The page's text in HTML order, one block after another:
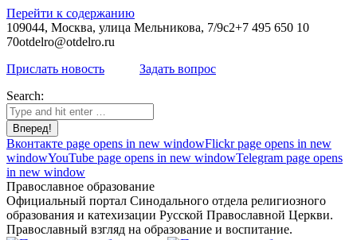
Перейти к содержанию
109044, Москва, улица Мельникова, 7/9с2+7 495 650 10
70otdelro@otdelro.ru
Прислать новость
Задать вопрос
Search:
Вконтакте page opens in new windowFlickr page opens in new
windowYouTube page opens in new windowTelegram page opens
in new window
Православное образование
Официальный портал Синодального отдела религиозного
образования и катехизации Русской Православной Церкви.
Православный взгляд на образование и воспитание.